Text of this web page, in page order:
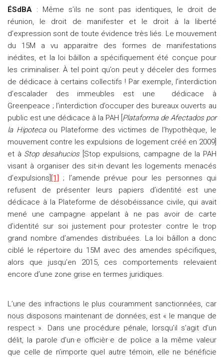
ÉSdBA : Même s’ils ne sont pas identiques, le droit de
réunion, le droit de manifester et le droit à la liberté
d’expression sont de toute évidence très liés. Le mouvement
du 15M a vu apparaitre des formes de manifestations
inédites, et la loi bâillon a spécifiquement été conçue pour
les criminaliser. À tel point qu’on peut y déceler des formes
de dédicace à certains collectifs ! Par exemple, l’interdiction
d’escalader des immeubles est une dédicace à
Greenpeace ; l’interdiction d’occuper des bureaux ouverts au
public est une dédicace à la PAH [ Plataforma de Afectados por
la Hipotecaou Plateforme des victimes de l’hypothèque, le
mouvement contre les expulsions de logement créé en 2009]
et à Stop desahucios[Stop expulsions, campagne de la PAH
visant à organiser des sit-in devant les logements menacés
d’expulsions] [1]
; l’amende prévue pour les personnes qui
refusent de présenter leurs papiers d’identité est une
dédicace à la Plateforme de désobéissance civile, qui avait
mené une campagne appelant à ne pas avoir de carte
d’identité sur soi justement pour protester contre le trop
grand nombre d’amendes distribuées. La loi bâillon a donc
ciblé le répertoire du 15M avec des amendes spécifiques,
alors que jusqu’en 2015, ces comportements relevaient
encore d’une zone grise en termes juridiques.
L’une des infractions le plus couramment sanctionnées, car
nous disposons maintenant de données, est « le manque de
respect ». Dans une procédure pénale, lorsqu’il s’agit d’un
délit, la parole d’un·e officièr·e de police a la même valeur
que celle de n’importe quel autre témoin, elle ne bénéficie